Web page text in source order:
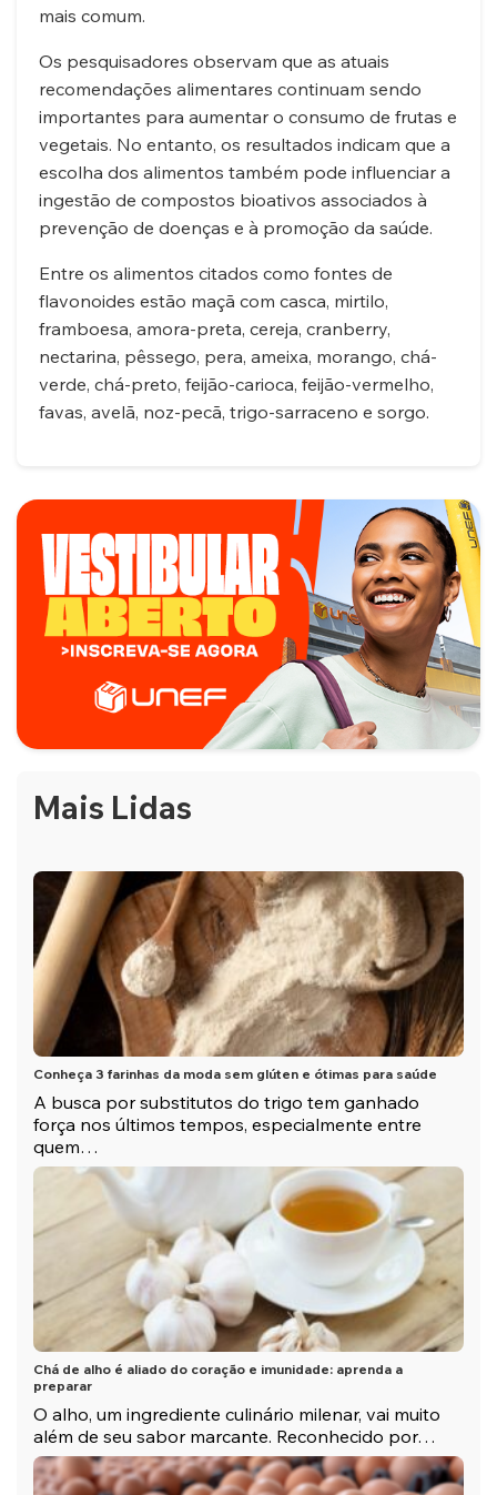
mais comum.
Os pesquisadores observam que as atuais
recomendações alimentares continuam sendo
importantes para aumentar o consumo de frutas e
vegetais. No entanto, os resultados indicam que a
escolha dos alimentos também pode influenciar a
ingestão de compostos bioativos associados à
prevenção de doenças e à promoção da saúde.
Entre os alimentos citados como fontes de
flavonoides estão maçã com casca, mirtilo,
framboesa, amora-preta, cereja, cranberry,
nectarina, pêssego, pera, ameixa, morango, chá-
verde, chá-preto, feijão-carioca, feijão-vermelho,
favas, avelã, noz-pecã, trigo-sarraceno e sorgo.
Mais Lidas
Conheça 3 farinhas da moda sem glúten e ótimas para saúde
A busca por substitutos do trigo tem ganhado
força nos últimos tempos, especialmente entre
quem…
Chá de alho é aliado do coração e imunidade: aprenda a
preparar
O alho, um ingrediente culinário milenar, vai muito
além de seu sabor marcante. Reconhecido por…